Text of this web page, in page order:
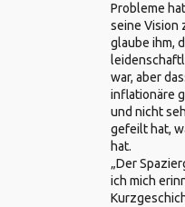
Probleme
seine Vision
glaube ihm,
war, aber
inflationäre
und nicht
gefeilt hat,
hat.
„Der
ich mich